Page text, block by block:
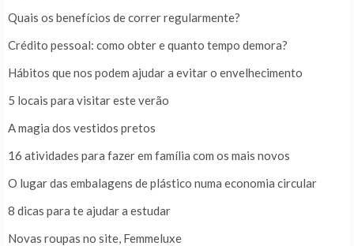
Quais os benefícios de correr regularmente?
Crédito pessoal: como obter e quanto tempo demora?
Hábitos que nos podem ajudar a evitar o envelhecimento
5 locais para visitar este verão
A magia dos vestidos pretos
16 atividades para fazer em família com os mais novos
O lugar das embalagens de plástico numa economia circular
8 dicas para te ajudar a estudar
Novas roupas no site, Femmeluxe